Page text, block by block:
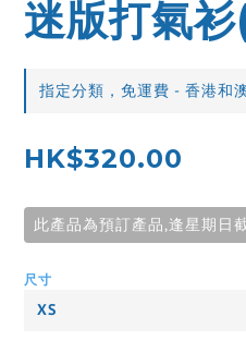
迷版打氣
指定分類，免運費 - 香港和
HK$320.00
此產品為預訂產品,逢星期日
尺寸